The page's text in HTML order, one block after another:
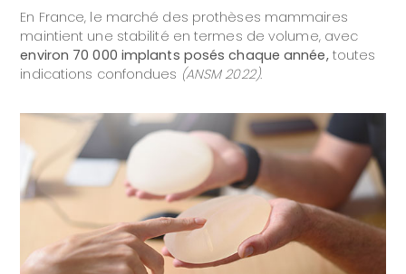
En France, le marché des prothèses mammaires
maintient une stabilité en termes de volume, avec
environ 70 000 implants posés chaque année,toutes
indications confondues (ANSM 2022).